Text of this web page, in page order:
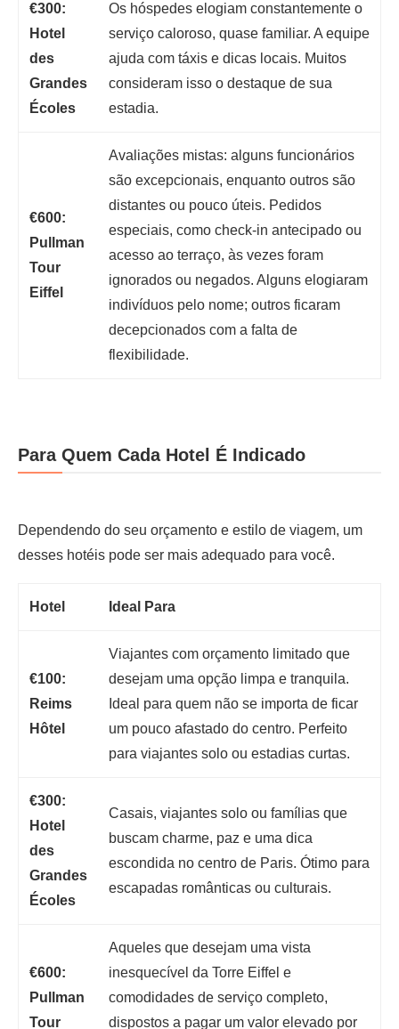
€300:
Hotel
des
Grandes
Écoles
Os hóspedes elogiam constantemente o
serviço caloroso, quase familiar. A equipe
ajuda com táxis e dicas locais. Muitos
consideram isso o destaque de sua
estadia.
€600:
Pullman
Tour
Eiffel
Avaliações mistas: alguns funcionários
são excepcionais, enquanto outros são
distantes ou pouco úteis. Pedidos
especiais, como check-in antecipado ou
acesso ao terraço, às vezes foram
ignorados ou negados. Alguns elogiaram
indivíduos pelo nome; outros ficaram
decepcionados com a falta de
flexibilidade.
Para Quem Cada Hotel É Indicado
Dependendo do seu orçamento e estilo de viagem, um
desses hotéis pode ser mais adequado para você.
Hotel Ideal Para
€100:
Reims
Hôtel
Viajantes com orçamento limitado que
desejam uma opção limpa e tranquila.
Ideal para quem não se importa de ficar
um pouco afastado do centro. Perfeito
para viajantes solo ou estadias curtas.
€300:
Hotel
des
Grandes
Écoles
Casais, viajantes solo ou famílias que
buscam charme, paz e uma dica
escondida no centro de Paris. Ótimo para
escapadas românticas ou culturais.
€600:
Pullman
Tour
Aqueles que desejam uma vista
inesquecível da Torre Eiffel e
comodidades de serviço completo,
dispostos a pagar um valor elevado por